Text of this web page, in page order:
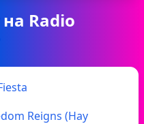
Radio
Reigns (Hay